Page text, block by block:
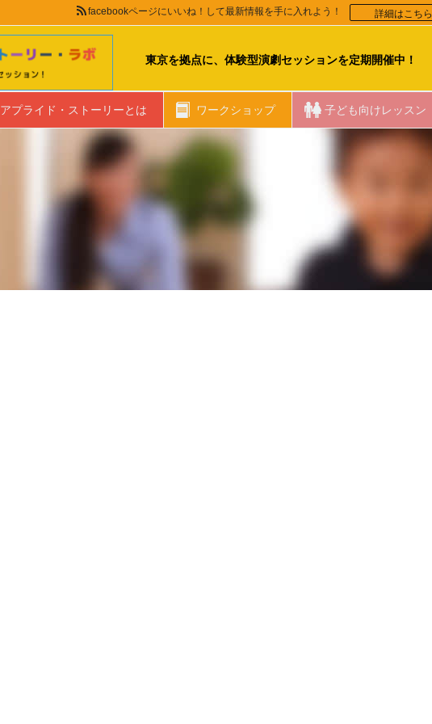
facebookページにいいね！して最新情報を手に入れよう！ 詳細はこちら
東京を拠点に、体験型演劇セッションを定期開催中！
アプライド・ストーリーとは ワークショップ 子ども向けレッスン